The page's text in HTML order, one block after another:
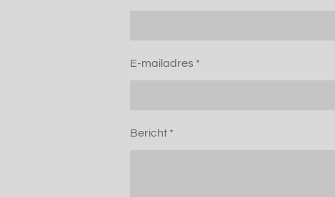
E-mailadres *
Bericht *